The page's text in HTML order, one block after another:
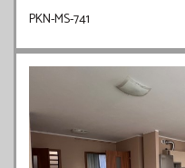
PKN-MS-741